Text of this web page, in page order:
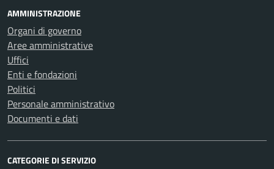
AMMINISTRAZIONE
Organi di governo
Aree amministrative
Uffici
Enti e fondazioni
Politici
Personale amministrativo
Documenti e dati
CATEGORIE DI SERVIZIO